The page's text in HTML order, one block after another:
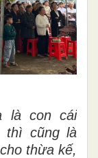
là con cái
thì cũng là
thừa kế,